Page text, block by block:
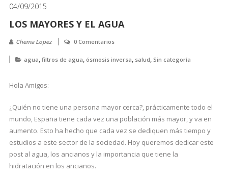
04/09/2015
LOS MAYORES Y EL AGUA
Chema Lopez 0 Comentarios
agua, filtros de agua, ósmosis inversa, salud, Sin categoría
Hola Amigos:
¿Quién no tiene una persona mayor cerca?, prácticamente todo el
mundo, España tiene cada vez una población más mayor, y va en
aumento. Esto ha hecho que cada vez se dediquen más tiempo y
estudios a este sector de la sociedad. Hoy queremos dedicar este
post al agua, los ancianos y la importancia que tiene la
hidratación en los ancianos.